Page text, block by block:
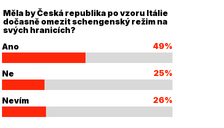
Měla by Česká republika po vzoru Itálie
dočasně omezit schengenský režim na
svých hranicích?
Ano
49%
Ne 25%
Nevím 26%